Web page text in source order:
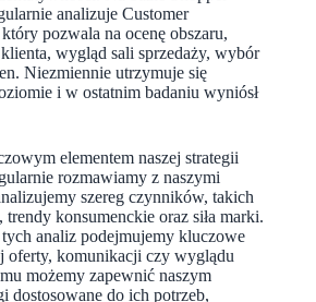
analizuje Customer
pozwala na ocenę obszaru,
wygląd sali sprzedaży, wybór
Niezmiennie utrzymuje się
i w ostatnim badaniu wyniósł
elementem naszej strategii
rozmawiamy z naszymi
szereg czynników, takich
trendy konsumenckie oraz siła marki.
tych analiz podejmujemy kluczowe
oferty, komunikacji czy wyglądu
możemy zapewnić naszym
dostosowane do ich potrzeb,